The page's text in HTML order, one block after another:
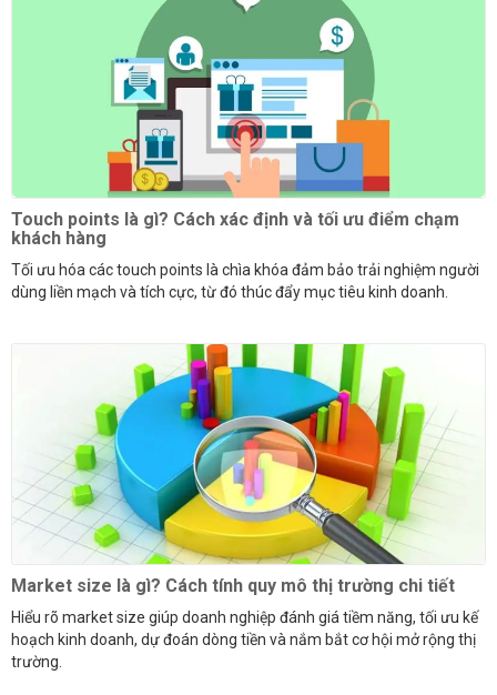
Touch points là gì? Cách xác định và tối ưu điểm chạm
khách hàng
Tối ưu hóa các touch points là chìa khóa đảm bảo trải nghiệm người
dùng liền mạch và tích cực, từ đó thúc đẩy mục tiêu kinh doanh.
Market size là gì? Cách tính quy mô thị trường chi tiết
Hiểu rõ market size giúp doanh nghiệp đánh giá tiềm năng, tối ưu kế
hoạch kinh doanh, dự đoán dòng tiền và nắm bắt cơ hội mở rộng thị
trường.